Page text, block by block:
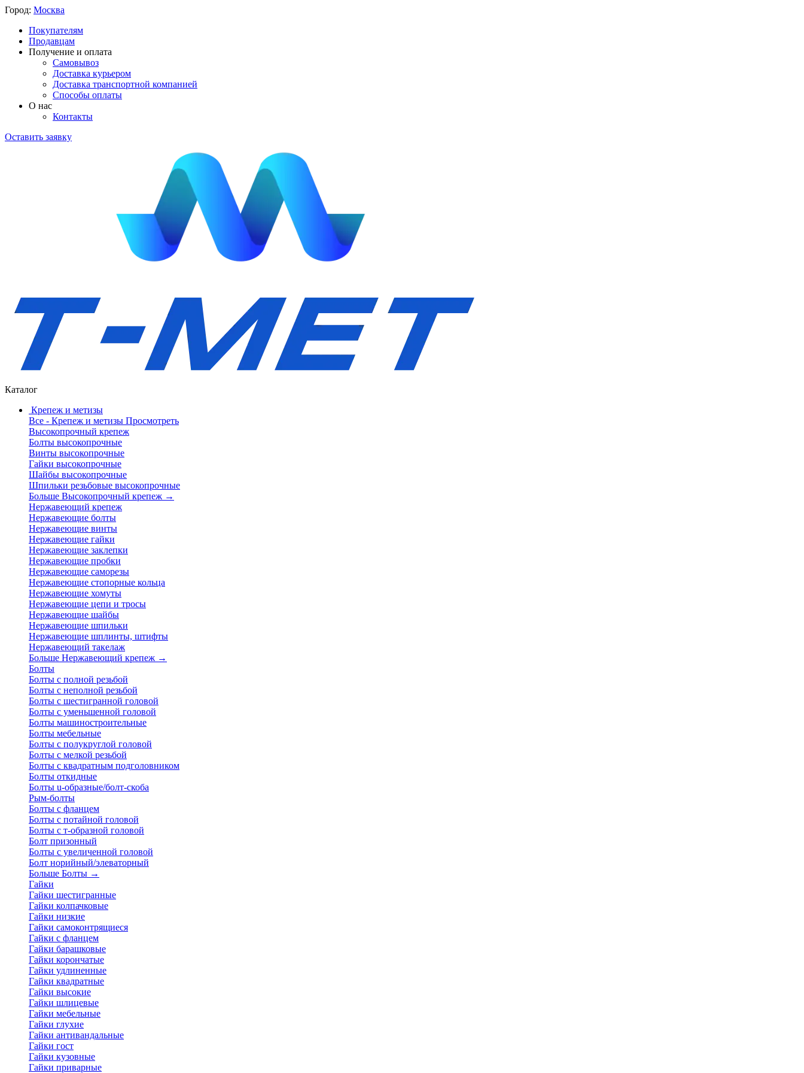
Город: Москва
Покупателям
Продавцам
Получение и оплата
Самовывоз
Доставка курьером
Доставка транспортной компанией
Способы оплаты
О нас
Контакты
Оставить заявку
Каталог
Крепеж и метизы
Все - Крепеж и метизы Просмотреть
Высокопрочный крепеж
Болты высокопрочные
Винты высокопрочные
Гайки высокопрочные
Шайбы высокопрочные
Шпильки резьбовые высокопрочные
Больше Высокопрочный крепеж →
Нержавеющий крепеж
Нержавеющие болты
Нержавеющие винты
Нержавеющие гайки
Нержавеющие заклепки
Нержавеющие пробки
Нержавеющие саморезы
Нержавеющие стопорные кольца
Нержавеющие хомуты
Нержавеющие цепи и тросы
Нержавеющие шайбы
Нержавеющие шпильки
Нержавеющие шплинты, штифты
Нержавеющий такелаж
Больше Нержавеющий крепеж →
Болты
Болты с полной резьбой
Болты с неполной резьбой
Болты с шестигранной головой
Болты с уменьшенной головой
Болты машиностроительные
Болты мебельные
Болты с полукруглой головой
Болты с мелкой резьбой
Болты с квадратным подголовником
Болты откидные
Болты u-образные/болт-скоба
Рым-болты
Болты с фланцем
Болты с потайной головой
Болты с т-образной головой
Болт призонный
Болты с увеличенной головой
Болт норийный/элеваторный
Больше Болты →
Гайки
Гайки шестигранные
Гайки колпачковые
Гайки низкие
Гайки самоконтрящиеся
Гайки с фланцем
Гайки барашковые
Гайки корончатые
Гайки удлиненные
Гайки квадратные
Гайки высокие
Гайки шлицевые
Гайки мебельные
Гайки глухие
Гайки антивандальные
Гайки гост
Гайки кузовные
Гайки приварные